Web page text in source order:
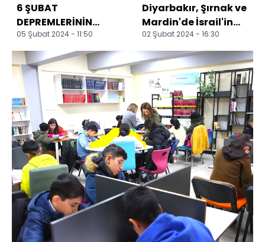
6 ŞUBAT
DEPREMLERİNİN
BİRİNCİ YILI -
Diyarbakır'da
depremlerde 363
kişinin...
05 Şubat 2024 - 11:50
Diyarbakır, Şırnak ve
Mardin'de İsrail'in
Gazze'ye yönelik
saldırıları prot...
02 Şubat 2024 - 16:30